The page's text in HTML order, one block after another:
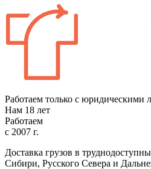
Работаем только с юридическими
Нам 18 лет
Работаем
с 2007 г.
Доставка грузов в
Сибири, Русского Севера и